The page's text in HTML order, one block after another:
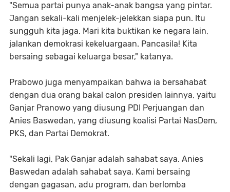
"Semua partai punya anak-anak bangsa yang pintar.
Jangan sekali-kali menjelek-jelekkan siapa pun. Itu
sungguh kita jaga. Mari kita buktikan ke negara lain,
jalankan demokrasi kekeluargaan. Pancasila! Kita
bersaing sebagai keluarga besar," katanya.
Prabowo juga menyampaikan bahwa ia bersahabat
dengan dua orang bakal calon presiden lainnya, yaitu
Ganjar Pranowo yang diusung PDI Perjuangan dan
Anies Baswedan, yang diusung koalisi Partai NasDem,
PKS, dan Partai Demokrat.
"Sekali lagi, Pak Ganjar adalah sahabat saya. Anies
Baswedan adalah sahabat saya. Kami bersaing
dengan gagasan, adu program, dan berlomba